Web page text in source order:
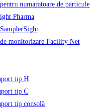
numaratoare de particule
Pharma
monitorizare Facility Net
tip H
tip C
tip consolă